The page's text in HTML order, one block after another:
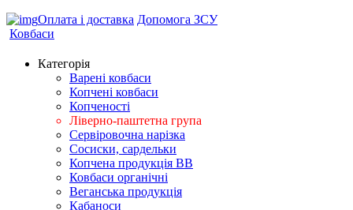
Оплата і доставка Допомога ЗСУ
Ковбаси
Категорія
Варені ковбаси
Копчені ковбаси
Копченості
Ліверно-паштетна група
Сервіровочна нарізка
Сосиски, сардельки
Копчена продукція ВВ
Ковбаси органічні
Веганська продукція
Кабаноси